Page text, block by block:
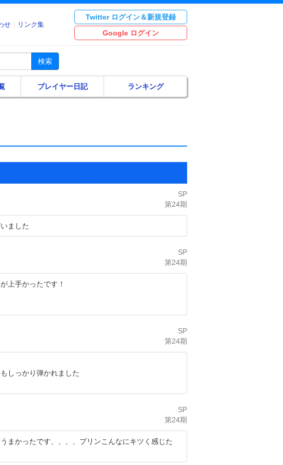
せ リンク集
Twitter ログイン＆新規登録
Google ログイン
検索
プレイヤー日記 ランキング
SP
第24期
ました
SP
第24期
上手かったです！
SP
第24期
しっかり弾かれました
SP
第24期
まかったです、、、、プリンこんなにキツく感じた